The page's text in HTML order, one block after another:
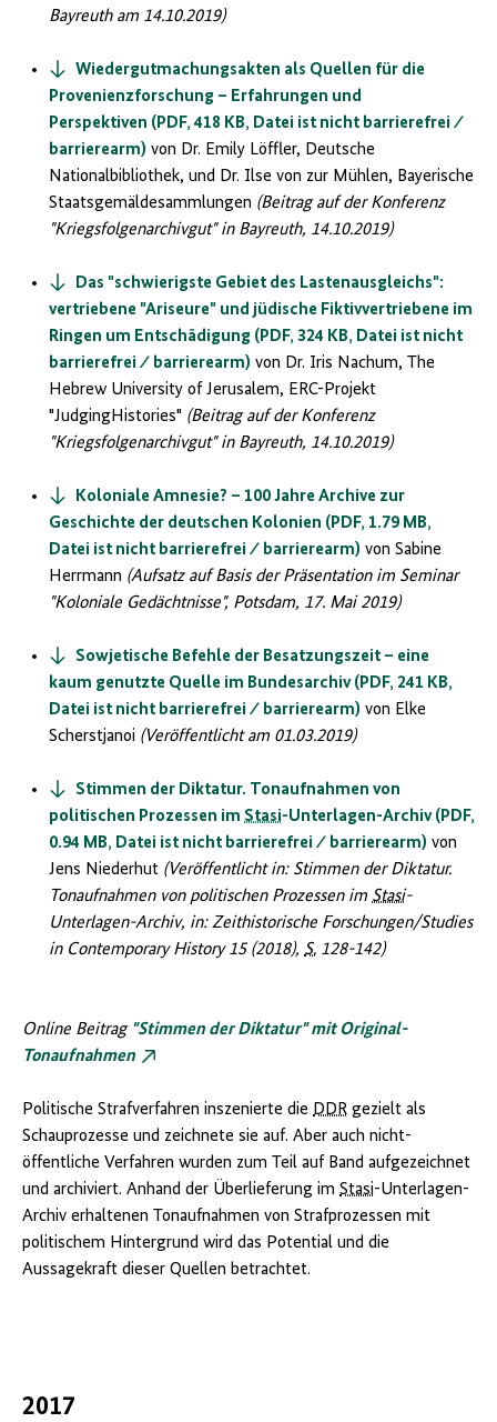
Bayreuth am 14.10.2019)
Wiedergutmachungsakten als Quellen für die
Provenienzforschung – Erfahrungen und
Perspektiven (PDF, 418 KB, Datei ist nicht barrierefrei ⁄
barrierearm) von Dr. Emily Löffler, Deutsche
Nationalbibliothek, und Dr. Ilse von zur Mühlen, Bayerische
Staatsgemäldesammlungen (Beitrag auf der Konferenz
"Kriegsfolgenarchivgut" in Bayreuth, 14.10.2019)
Das "schwierigste Gebiet des Lastenausgleichs":
vertriebene "Ariseure" und jüdische Fiktivvertriebene im
Ringen um Entschädigung (PDF, 324 KB, Datei ist nicht
barrierefrei ⁄ barrierearm) von Dr. Iris Nachum, The
Hebrew University of Jerusalem, ERC-Projekt
"JudgingHistories" (Beitrag auf der Konferenz
"Kriegsfolgenarchivgut" in Bayreuth, 14.10.2019)
Koloniale Amnesie? – 100 Jahre Archive zur
Geschichte der deutschen Kolonien (PDF, 1.79 MB,
Datei ist nicht barrierefrei ⁄ barrierearm) von Sabine
Herrmann (Aufsatz auf Basis der Präsentation im Seminar
"Koloniale Gedächtnisse", Potsdam, 17. Mai 2019)
Sowjetische Befehle der Besatzungszeit – eine
kaum genutzte Quelle im Bundesarchiv (PDF, 241 KB,
Datei ist nicht barrierefrei ⁄ barrierearm) von Elke
Scherstjanoi (Veröffentlicht am 01.03.2019)
Stimmen der Diktatur. Tonaufnahmen von
politischen Prozessen im Stasi-Unterlagen-Archiv (PDF,
0.94 MB, Datei ist nicht barrierefrei ⁄ barrierearm) von
Jens Niederhut (Veröffentlicht in: Stimmen der Diktatur.
Tonaufnahmen von politischen Prozessen im Stasi-
Unterlagen-Archiv, in: Zeithistorische Forschungen/Studies
in Contemporary History 15 (2018), S. 128-142)
Online Beitrag "Stimmen der Diktatur" mit Original-
Tonaufnahmen
Politische Strafverfahren inszenierte die DDR gezielt als
Schauprozesse und zeichnete sie auf. Aber auch nicht-
öffentliche Verfahren wurden zum Teil auf Band aufgezeichnet
und archiviert. Anhand der Überlieferung im Stasi-Unterlagen-
Archiv erhaltenen Tonaufnahmen von Strafprozessen mit
politischem Hintergrund wird das Potential und die
Aussagekraft dieser Quellen betrachtet.
2017